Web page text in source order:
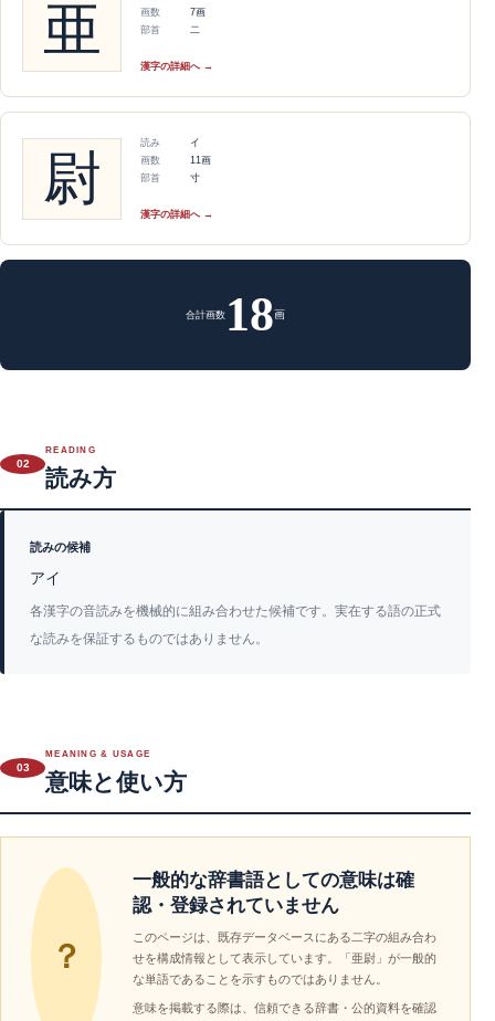
亜
画数
7画
部首
二
漢字の詳細へ →
尉
読み
イ
画数
11画
部首
寸
漢字の詳細へ →
合計画数 18画
02
READING
読み方
読みの候補
アイ
各漢字の音読みを機械的に組み合わせた候補です。実在する語の正式
な読みを保証するものではありません。
03
MEANING & USAGE
意味と使い方
？
一般的な辞書語としての意味は確
認・登録されていません
このページは、既存データベースにある二字の組み合わ
せを構成情報として表示しています。「亜尉」が一般的
な単語であることを示すものではありません。
意味を掲載する際は、信頼できる辞書・公的資料を確認